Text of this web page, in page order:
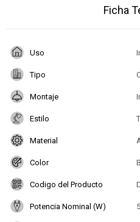
Ficha
Uso
Tipo
Montaje
Estilo
Material
Color
Codigo del Producto
Potencia Nominal (W)